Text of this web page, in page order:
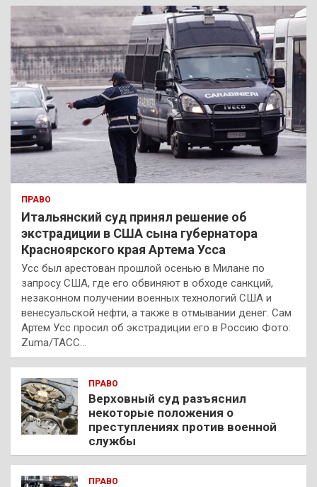
к
ПРАВО
Итальянский суд принял решение об
экстрадиции в США сына губернатора
Красноярского края Артема Усса
Усс был арестован прошлой осенью в Милане по
запросу США, где его обвиняют в обходе санкций,
незаконном получении военных технологий США и
венесуэльской нефти, а также в отмывании денег. Сам
Артем Усс просил об экстрадиции его в Россию Фото:
Zuma/ТАСС…
ПРАВО
Верховный суд разъяснил
некоторые положения о
преступлениях против военной
службы
ПРАВО